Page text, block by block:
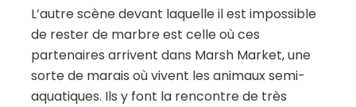
L’autre scène devant laquelle il est impossible
de rester de marbre est celle où ces
partenaires arrivent dans Marsh Market, une
sorte de marais où vivent les animaux semi-
aquatiques. Ils y font la rencontre de très